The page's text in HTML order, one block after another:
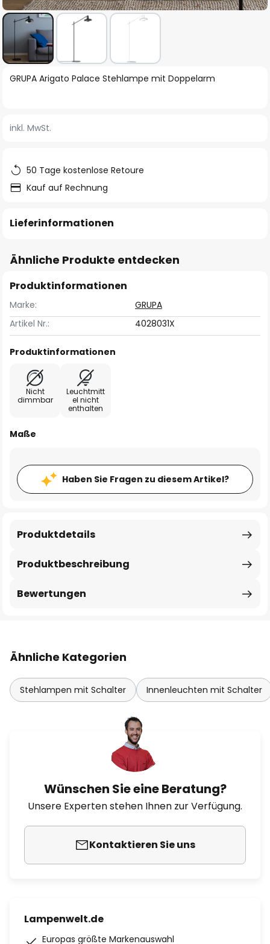
Zum
springen
GRUPA Arigato Palace Stehlampe mit Doppelarm
inkl. MwSt.
50 Tage kostenlose Retoure
Kauf auf Rechnung
Lieferinformationen
Ähnliche Produkte entdecken
Produktinformationen
Marke:
GRUPA
Artikel Nr.:
4028031X
Produktinformationen
Nicht
dimmbar
Leuchtmitt
el nicht
enthalten
Maße
Haben Sie Fragen zu diesem Artikel?
Produktbeschreibung
Produktdetails
Bewertungen
Ähnliche Kategorien
Stehlampen mit Schalter Innenleuchten mit Schalter
Wünschen Sie eine Beratung?
Unsere Experten stehen Ihnen zur Verfügung.
Kontaktieren Sie uns
Lampenwelt.de
Europas größte Markenauswahl